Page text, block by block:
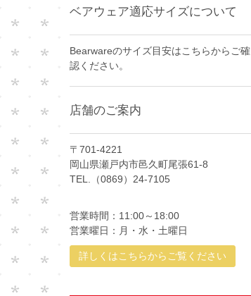
ベアウェア適応サイズについて
Bearwareのサイズ目安はこちらからご確
認ください。
店舗のご案内
〒701-4221
岡山県瀬戸内市邑久町尾張61-8
TEL.（0869）24-7105
営業時間：11:00～18:00
営業曜日：月・水・土曜日
詳しくはこちらからご覧ください